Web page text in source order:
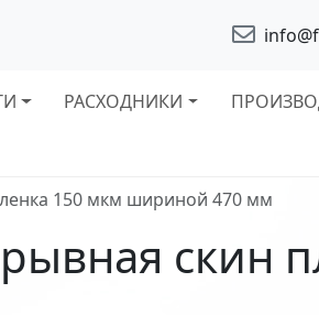
РАСХОДНИКИ
150 мкм шириной 470 мм
скин